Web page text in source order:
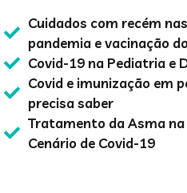
Cuidados com recém
pandemia e vacinação
Covid-19 na Pediatria e
Covid e imunização em
precisa saber
Tratamento da Asma
Cenário de Covid-19